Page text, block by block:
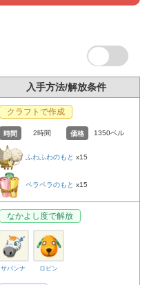
入手方法/解放条件
クラフトで作成
時間 2時間 価格 1350ベル
ふわふわのもと x15
ペラペラのもと x15
なかよし度で解放
サバンナ ロビン